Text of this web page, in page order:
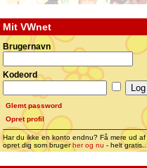
Mit VWnet
Brugernavn
Kodeord
Glemt password
Opret profil
Har du ikke en konto endnu? Få mere ud
opret dig som brugerher og nu - helt